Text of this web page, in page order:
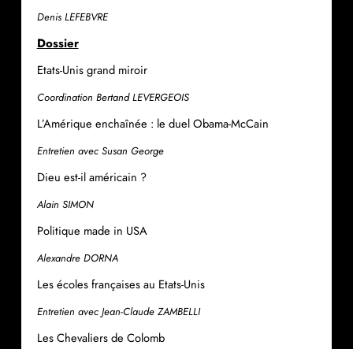
Denis LEFEBVRE
Dossier
Etats-Unis grand miroir
Coordination Bertand LEVERGEOIS
L’Amérique enchaînée : le duel Obama-McCain
Entretien avec Susan George
Dieu est-il américain ?
Alain SIMON
Politique made in USA
Alexandre DORNA
Les écoles françaises au Etats-Unis
Entretien avec Jean-Claude ZAMBELLI
Les Chevaliers de Colomb